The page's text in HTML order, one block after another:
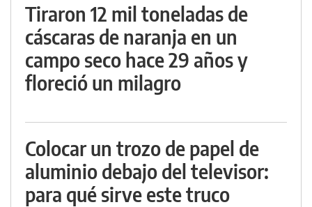
Tiraron 12 mil toneladas de
cáscaras de naranja en un
campo seco hace 29 años y
floreció un milagro
Colocar un trozo de papel de
aluminio debajo del televisor:
para qué sirve este truco